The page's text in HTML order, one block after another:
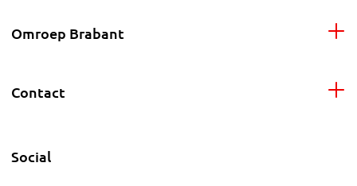
Omroep Brabant
Contact
Social